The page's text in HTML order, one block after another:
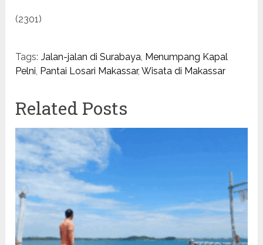
(2301)
Tags: Jalan-jalan di Surabaya, Menumpang Kapal
Pelni, Pantai Losari Makassar,Wisata di Makassar
Related Posts